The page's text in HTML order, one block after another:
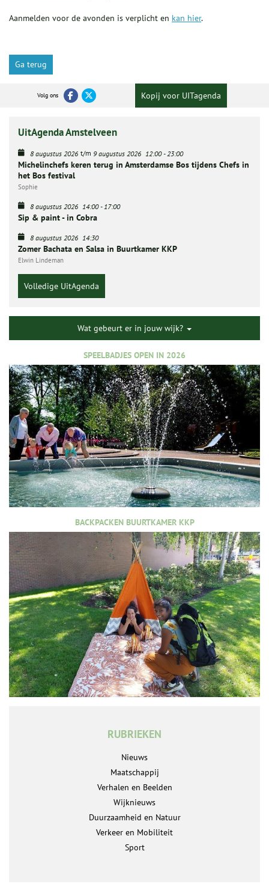
Aanmelden voor de avonden is verplicht en kan hier.
Ga terug
Volg ons Kopij voor UITagenda
UitAgenda Amstelveen
8 augustus 2026 t/m 9 augustus 2026 12:00-23:00
Michelinchefs keren terug in Amsterdamse Bos tijdens Chefs in
het Bos festival
Sophie
8 augustus 2026 14:00-17:00
Sip & paint - in Cobra
8 augustus 2026 14:30
Zomer Bachata en Salsa in Buurtkamer KKP
Elwin Lindeman
Volledige UitAgenda
Wat gebeurt er in jouw wijk?
SPEELBADJES OPEN IN 2026
BACKPACKEN BUURTKAMER KKP
RUBRIEKEN
Nieuws
Maatschappij
Verhalen en Beelden
Wijknieuws
Duurzaamheid en Natuur
Verkeer en Mobiliteit
Sport